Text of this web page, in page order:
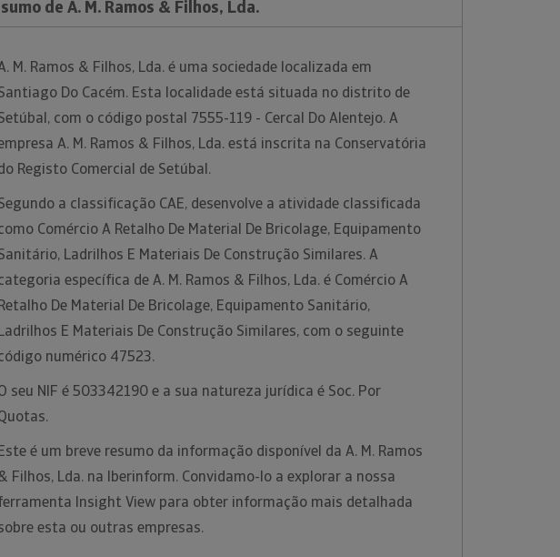
de A. M. Ramos & Filhos, Lda.
M. Ramos & Filhos, Lda. é uma sociedade localizada em
Do Cacém. Esta localidade está situada no distrito de
com o código postal 7555-119 - Cercal Do Alentejo. A
A. M. Ramos & Filhos, Lda. está inscrita na Conservatória
Registo Comercial de Setúbal.
a classificação CAE, desenvolve a atividade classificada
Comércio A Retalho De Material De Bricolage, Equipamento
Ladrilhos E Materiais De Construção Similares. A
específica de A. M. Ramos & Filhos, Lda. é Comércio A
De Material De Bricolage, Equipamento Sanitário,
E Materiais De Construção Similares, com o seguinte
numérico 47523.
seu NIF é 503342190 e a sua natureza jurídica é Soc. Por
é um breve resumo da informação disponível da A. M. Ramos
Filhos, Lda. na Iberinform. Convidamo-lo a explorar a nossa
Insight View para obter informação mais detalhada
esta ou outras empresas.